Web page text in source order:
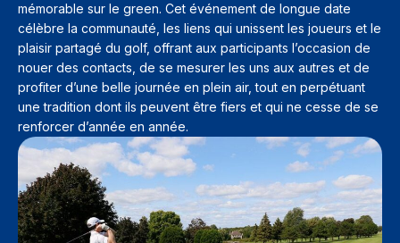
mémorable sur le green. Cet événement de longue date
célèbre la communauté, les liens qui unissent les joueurs et le
plaisir partagé du golf, offrant aux participants l’occasion de
nouer des contacts, de se mesurer les uns aux autres et de
profiter d’une belle journée en plein air, tout en perpétuant
une tradition dont ils peuvent être fiers et qui ne cesse de se
renforcer d’année en année.